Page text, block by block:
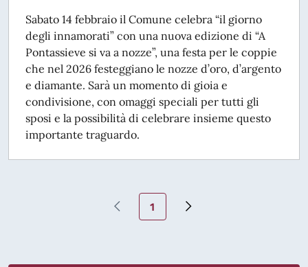
Sabato 14 febbraio il Comune celebra “il giorno
degli innamorati” con una nuova edizione di “A
Pontassieve si va a nozze”, una festa per le coppie
che nel 2026 festeggiano le nozze d’oro, d’argento
e diamante. Sarà un momento di gioia e
condivisione, con omaggi speciali per tutti gli
sposi e la possibilità di celebrare insieme questo
importante traguardo.
Pagina precedente
Pagina attuale
1 Pagina successiva